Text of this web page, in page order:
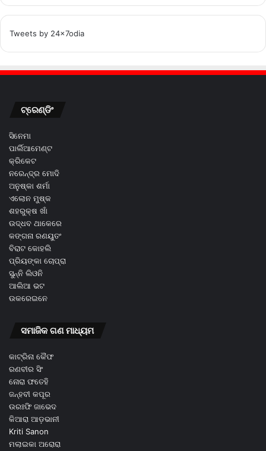
Tweets by 24x7odia
ଟ୍ରେଣ୍ଡିଂ
ସିନେମା
ପାର୍ଲିଆମେଣ୍ଟ
କ୍ରିକେଟ
ନରେନ୍ଦ୍ର ମୋଦି
ଅନୁଷ୍କା ଶର୍ମା
ଏଲୋନ ମୁଷ୍କ
ଶହରୁକ୍ଷ ଖାଁ
ଉଦ୍ଧବ ଥାକେରେ
କଙ୍ଗନା ରଣୟୁତଂ
ବିରାଟ କୋହଲି
ପ୍ରିୟଙ୍କା ଚୋପ୍ରା
ସୁନ୍ନି ଲିଓନି
ଆଲିଆ ଭଟ
ଉକରେଇନେ
ସମାଜିକ ଗଣ ମାଧ୍ୟମ
କାଟ୍ରିନା କୈଫ
ରଣବୀର ସିଂ
ନୋରା ଫତେହି
ଜନ୍ହବୀ କପୂର
ଉରଃଫି ଜାଭେଦ
କିଆରା ଆଡ଼ଭାନୀ
Kriti Sanon
ମଲାଇକା ଅରୋରା